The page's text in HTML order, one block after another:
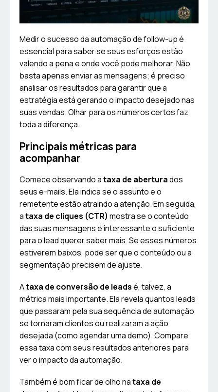
Medir o sucesso da automação de follow-up é
essencial para saber se seus esforços estão
valendo a pena e onde você pode melhorar. Não
basta apenas enviar as mensagens; é preciso
analisar os resultados para garantir que a
estratégia está gerando o impacto desejado nas
suas vendas. Olhar para os números certos faz
toda a diferença.
Principais métricas para
acompanhar
Comece observando ataxa de aberturados
seus e-mails. Ela indica se o assunto e o
remetente estão atraindo a atenção. Em seguida,
ataxa de cliques (CTR) mostra se o conteúdo
das suas mensagens é interessante o suficiente
para o lead querer saber mais. Se esses números
estiverem baixos, pode ser que o conteúdo ou a
segmentação precisem de ajuste.
Ataxa de conversão de leadsé, talvez, a
métrica mais importante. Ela revela quantos leads
que passaram pela sua sequência de automação
se tornaram clientes ou realizaram a ação
desejada (como agendar uma demo). Compare
essa taxa com seus resultados anteriores para
ver o impacto da automação.
Também é bom ficar de olho nataxa de